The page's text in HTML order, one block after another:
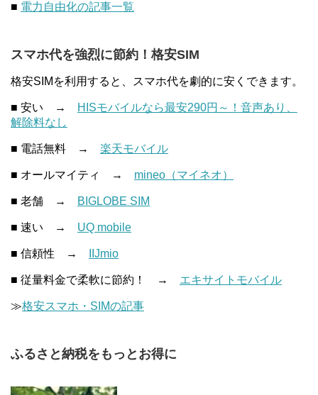
■ 電力自由化の記事一覧
スマホ代を強烈に節約！格安SIM
格安SIMを利用すると、スマホ代を劇的に安くできます。
■ 安い →
HISモバイルなら最安290円～！音声あり、
解除料なし
■ 電話無料 → 楽天モバイル
■ オールマイティ → mineo（マイネオ）
■ 老舗 → BIGLOBE SIM
■ 速い → UQ mobile
■ 信頼性 → IIJmio
■ 従量料金で柔軟に節約！ → エキサイトモバイル
≫格安スマホ・SIMの記事
ふるさと納税をもっとお得に